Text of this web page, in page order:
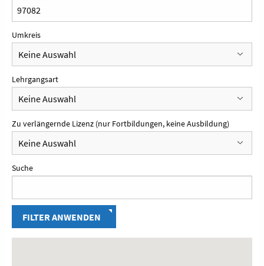
Umkreis
Lehrgangsart
Zu verlängernde Lizenz (nur Fortbildungen, keine Ausbildung)
Suche
FILTER ANWENDEN